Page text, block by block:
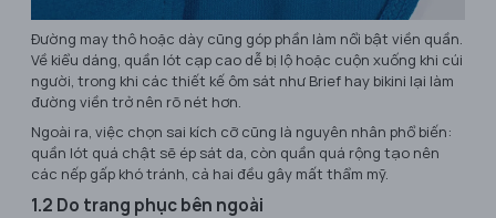
Đường may thô hoặc dày cũng góp phần làm nổi bật viền quần.
Về kiểu dáng, quần lót cạp cao dễ bị lộ hoặc cuộn xuống khi cúi
người, trong khi các thiết kế ôm sát như Brief hay bikini lại làm
đường viền trở nên rõ nét hơn.
Ngoài ra, việc chọn sai kích cỡ cũng là nguyên nhân phổ biến:
quần lót quá chật sẽ ép sát da, còn quần quá rộng tạo nên
các nếp gấp khó tránh, cả hai đều gây mất thẩm mỹ.
1.2 Do trang phục bên ngoài